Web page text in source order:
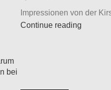
Impressionen von der
Continue reading
bei